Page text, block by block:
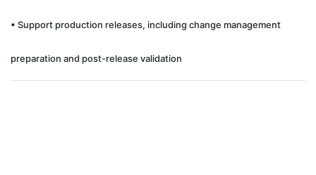
• Support production releases, including change management
preparation and post-release validation